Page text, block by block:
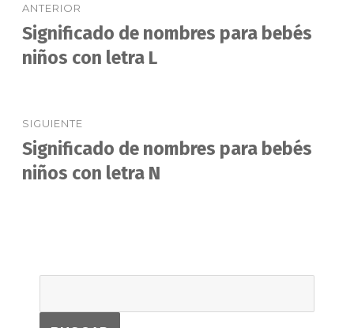
de
entradas
ANTERIOR
Entrada
anterior:
Significado de nombres para bebés
niños con letra L
SIGUIENTE
Entrada
siguiente:
Significado de nombres para bebés
niños con letra N